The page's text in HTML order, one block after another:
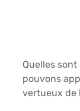
Quelles
pouvons
vertueux de